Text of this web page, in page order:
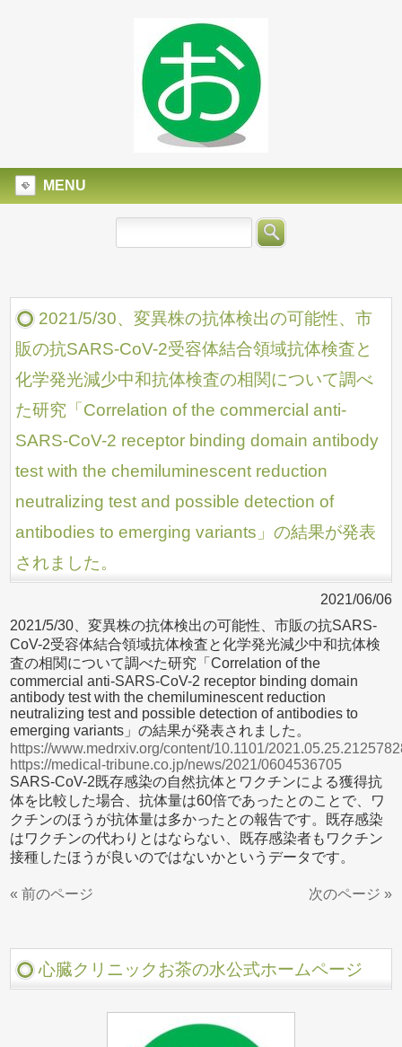
MENU
2021/5/30、変異株の抗体検出の可能性、市
販の抗SARS-CoV-2受容体結合領域抗体検査と
化学発光減少中和抗体検査の相関について調べ
た研究「Correlation of the commercial anti-
SARS-CoV-2 receptor binding domain antibody
test with the chemiluminescent reduction
neutralizing test and possible detection of
antibodies to emerging variants」の結果が発表
されました。
2021/06/06
2021/5/30、変異株の抗体検出の可能性、市販の抗SARS-
CoV-2受容体結合領域抗体検査と化学発光減少中和抗体検
査の相関について調べた研究「Correlation of the
commercial anti-SARS-CoV-2 receptor binding domain
antibody test with the chemiluminescent reduction
neutralizing test and possible detection of antibodies to
emerging variants」の結果が発表されました。
https://www.medrxiv.org/content/10.1101/
https://medical-tribune.co.jp/news/2021/0604536705
SARS-CoV-2既存感染の自然抗体とワクチンによる獲得抗
体を比較した場合、抗体量は60倍であったとのことで、ワ
クチンのほうが抗体量は多かったとの報告です。既存感染
はワクチンの代わりとはならない、既存感染者もワクチン
接種したほうが良いのではないかというデータです。
« 前のページ 次のページ »
心臓クリニックお茶の水公式ホームページ